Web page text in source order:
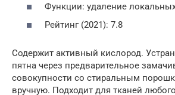
Функции: удаление
Рейтинг (2021): 7.8
Содержит активный кислород.
пятна через предварительное
совокупности со стиральным
вручную. Подходит для тканей